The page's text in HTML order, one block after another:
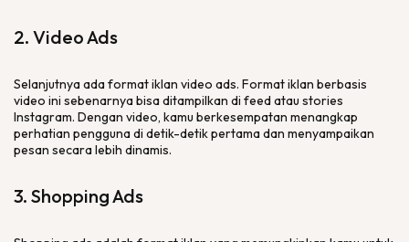
2. Video Ads
Selanjutnya ada format iklan video ads. Format iklan berbasis
video ini sebenarnya bisa ditampilkan di feedatau stories
Instagram. Dengan video, kamu berkesempatan menangkap
perhatian pengguna di detik-detik pertama dan menyampaikan
pesan secara lebih dinamis.
3. Shopping Ads